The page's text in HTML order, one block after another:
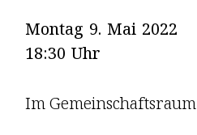
Montag 9. Mai 2022
18:30 Uhr
Im Gemeinschaftsraum